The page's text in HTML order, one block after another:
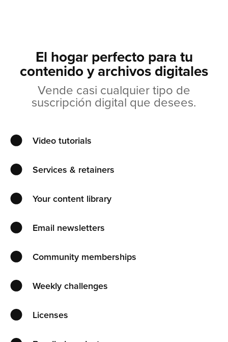
El hogar perfecto para tu
contenido y archivos digitales
Vende casi cualquier tipo de
suscripción digital que desees.
Video tutorials
Services & retainers
Your content library
Email newsletters
Community memberships
Weekly challenges
Licenses